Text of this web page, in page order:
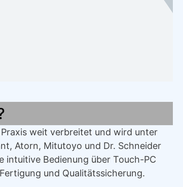
weit verbreitet und wird unter
Atorn, Mitutoyo und Dr. Schneider
intuitive Bedienung über Touch-PC
und Qualitätssicherung.